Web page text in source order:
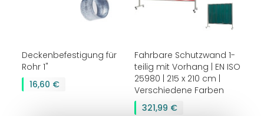
Deckenbefestigung für
Rohr 1"
16,60 €
Fahrbare Schutzwand 1-
teilig mit Vorhang | EN ISO
25980 | 215 x 210 cm |
Verschiedene Farben
321,99 €